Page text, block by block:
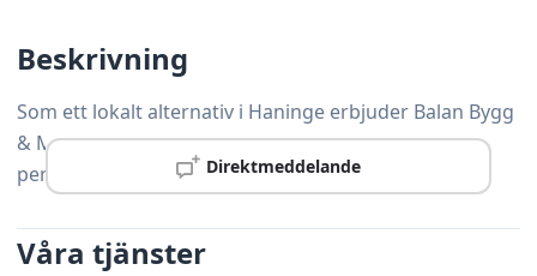
Direktmeddelande
Beskrivning
Som ett lokalt alternativ i Haninge erbjuder Balan Bygg
& Måleri AB professionell snickeriservice med
personlig service och hög precision.
Våra tjänster